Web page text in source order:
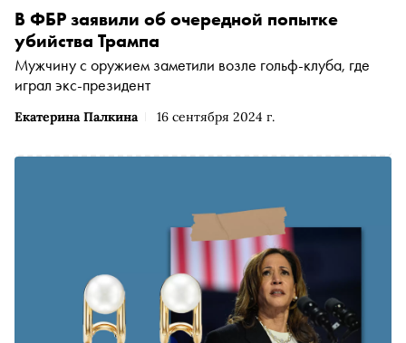
Екатерина Палкина 16 сентября 2024 г.
В ФБР заявили об очередной попытке
убийства Трампа
Мужчину с оружием заметили возле гольф-клуба, где
играл экс-президент